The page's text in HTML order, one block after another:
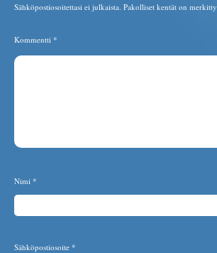
Sähköpostiosoitettasi ei julkaista. Pakolliset kentät on merkitty
Kommentti *
Nimi *
Sähköpostiosoite *